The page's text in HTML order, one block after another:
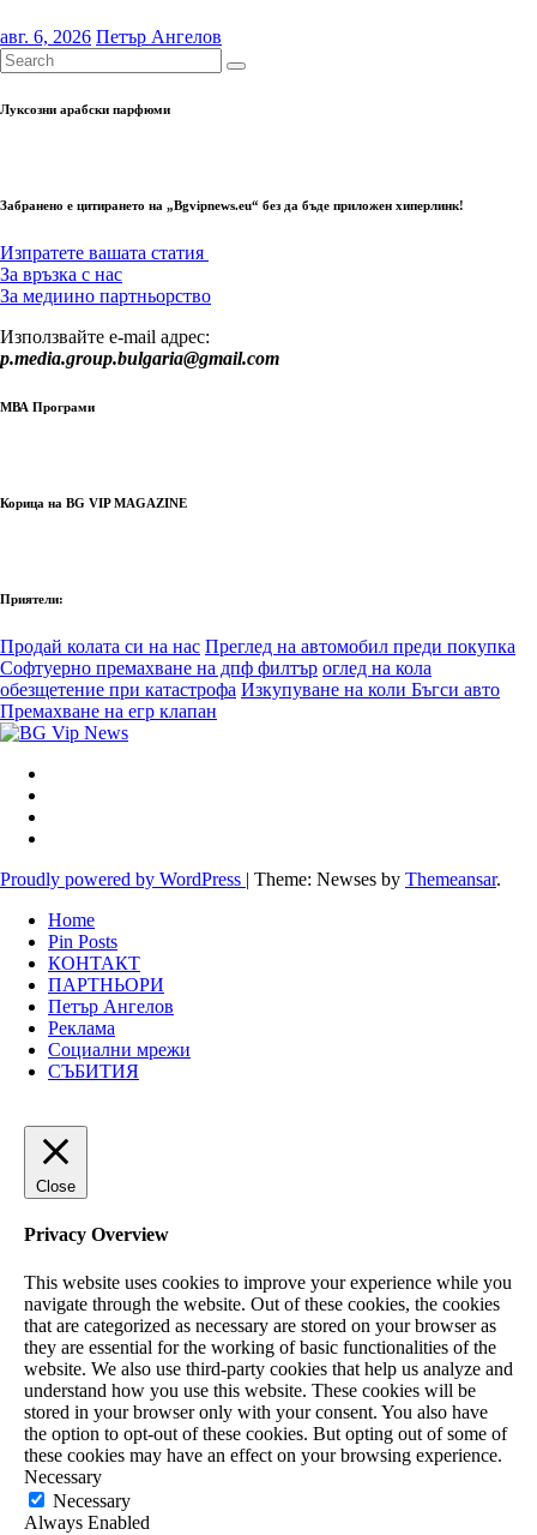
авг. 6, 2026 Петър Ангелов
Луксозни арабски парфюми
Забранено е цитирането на „Bgvipnews.eu“ без да бъде приложен хиперлинк!
Изпратете вашата статия
За връзка с нас
За медиино партньорство
Използвайте e-mail адрес:
p.media.group.bulgaria@gmail.com
МВА Програми
Корица на BG VIP MAGAZINE
Приятели:
Продай колата си на нас Преглед на автомобил преди покупка
Софтуерно премахване на дпф филтър оглед на кола
обезщетение при катастрофа Изкупуване на коли Бъгси авто
Премахване на егр клапан
Proudly powered by WordPress | Theme: Newses by Themeansar.
Home
Pin Posts
КОНТАКТ
ПАРТНЬОРИ
Петър Ангелов
Реклама
Социални мрежи
СЪБИТИЯ
Close
Privacy Overview
This website uses cookies to improve your experience while you
navigate through the website. Out of these cookies, the cookies
that are categorized as necessary are stored on your browser as
they are essential for the working of basic functionalities of the
website. We also use third-party cookies that help us analyze and
understand how you use this website. These cookies will be
stored in your browser only with your consent. You also have
the option to opt-out of these cookies. But opting out of some of
these cookies may have an effect on your browsing experience.
Necessary
Necessary
Always Enabled